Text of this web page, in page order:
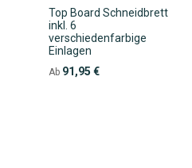
Top Board Schneidbrett
inkl. 6
verschiedenfarbige
Einlagen
Ab 91,95 €